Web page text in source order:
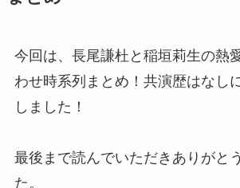
今回は、長尾謙杜と稲垣莉生の熱
わせ時系列まとめ！共演歴はなし
しました！
最後まで読んでいただきありがと
た。